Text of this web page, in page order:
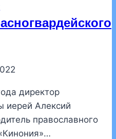
директор
иерей Алексий
православного